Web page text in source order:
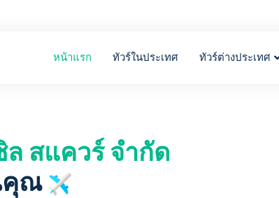
หน้าแรก ทัวร์ในประเทศ ทัวร์ต่างประเทศ
สแควร์ จำกัด
คุณ